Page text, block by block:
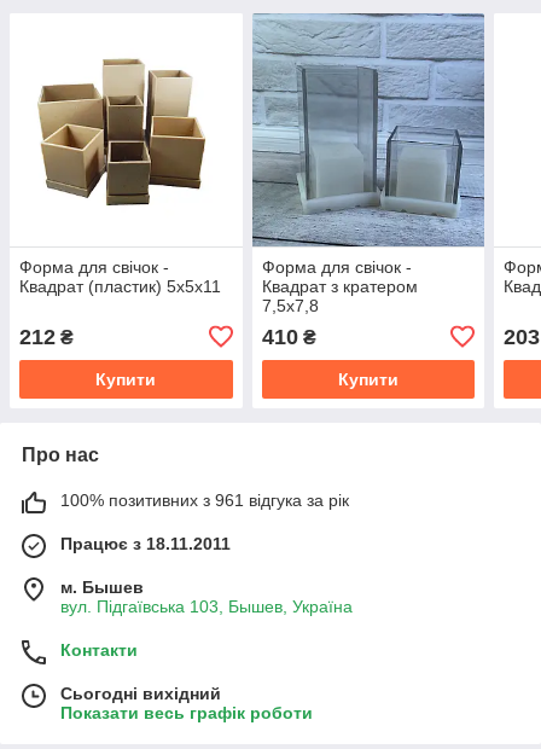
Форма для свічок -
Квадрат (пластик) 5х5x11
212 ₴
Купити
Форма для свічок -
Квадрат з кратером
7,5х7,8
410₴
Купити
203
Про нас
100% позитивних з 961 відгука за рік
Працює з 18.11.2011
м. Бышев
вул. Підгаївська 103, Бышев, Україна
Контакти
Сьогодні вихідний
Показати весь графік роботи